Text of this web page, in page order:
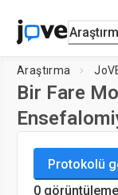
Araştırma
Bir Fare
JoVE
Sinirbilim
Protokolü
0 görüntüleme